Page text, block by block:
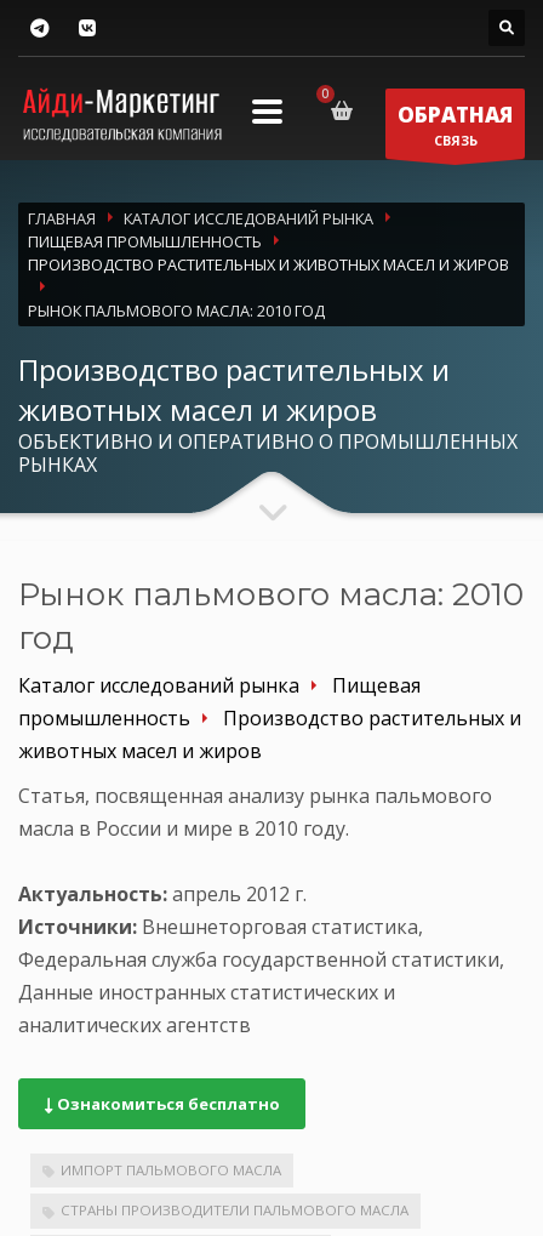
ОБРАТНАЯ
СВЯЗЬ
ГЛАВНАЯ
КАТАЛОГ ИССЛЕДОВАНИЙ РЫНКА
ПИЩЕВАЯ ПРОМЫШЛЕННОСТЬ
ПРОИЗВОДСТВО РАСТИТЕЛЬНЫХ И ЖИВОТНЫХ МАСЕЛ И ЖИРОВ
РЫНОК ПАЛЬМОВОГО МАСЛА: 2010 ГОД
Производство растительных и
животных масел и жиров
ОБЪЕКТИВНО И ОПЕРАТИВНО О ПРОМЫШЛЕННЫХ
РЫНКАХ
Рынок пальмового масла: 2010
год
Каталог исследований рынка
Пищевая
промышленность
Производство растительных и
животных масел и жиров
Статья, посвященная анализу рынка пальмового
масла в России и мире в 2010 году.
Актуальность:апрель 2012 г.
Источники: Внешнеторговая статистика,
Федеральная служба государственной статистики,
Данные иностранных статистических и
аналитических агентств
Ознакомиться бесплатно
ИМПОРТ ПАЛЬМОВОГО МАСЛА
СТРАНЫ ПРОИЗВОДИТЕЛИ ПАЛЬМОВОГО МАСЛА